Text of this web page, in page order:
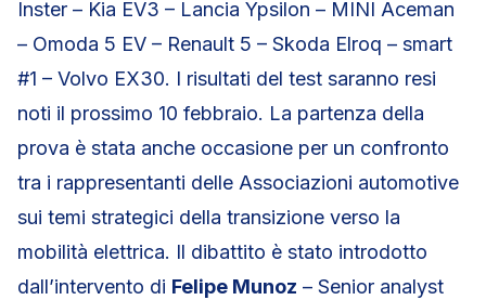
Inster – Kia EV3 – Lancia Ypsilon – MINI Aceman
– Omoda 5 EV – Renault 5 – Skoda Elroq – smart
#1 – Volvo EX30. I risultati del test saranno resi
noti il prossimo 10 febbraio. La partenza della
prova è stata anche occasione per un confronto
tra i rappresentanti delle Associazioni automotive
sui temi strategici della transizione verso la
mobilità elettrica. Il dibattito è stato introdotto
dall’intervento di Felipe Munoz – Senior analyst